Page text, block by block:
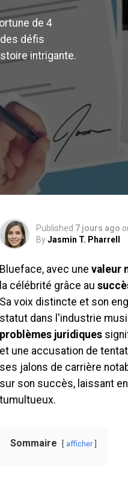
de 4
défis
intrigante.
Published 7 jours ago
ByJasmin T. Pharrell
Blueface, avec une valeur
la célébrité grâce au
Sa voix distincte et son
statut dans l'industrie
problèmes juridiques
et une accusation de
ses jalons de carrière
sur son succès, laissant
tumultueux.
Sommaire afficher